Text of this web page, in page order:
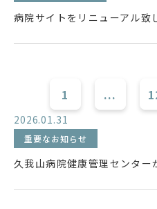
病院サイトをリニューアル致
1 ...
2026.01.31
重要なお知らせ
久我山病院健康管理センター